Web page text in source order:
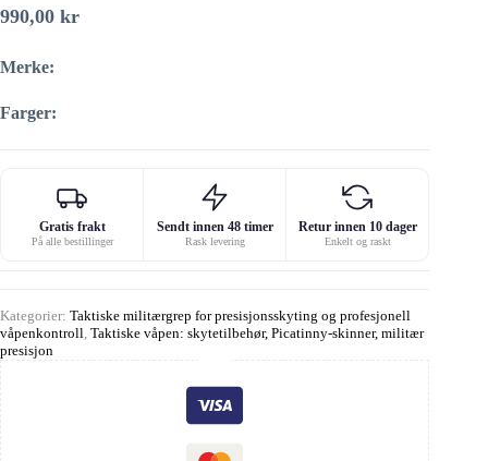
990,00 kr
Merke:
Farger:
Gratis frakt
På alle bestillinger
Sendt innen 48 timer
Rask levering
Retur innen 10 dager
Enkelt og raskt
Kategorier: Taktiske militærgrep for presisjonsskyting og profesjonell
våpenkontroll Taktiske våpen: skytetilbehør, Picatinny-skinner, militær
presisjon